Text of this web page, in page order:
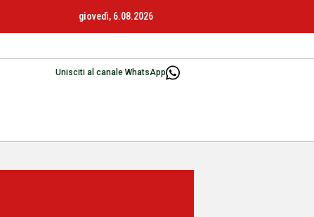
Unisciti al canale WhatsApp
giovedì, 6.08.2026